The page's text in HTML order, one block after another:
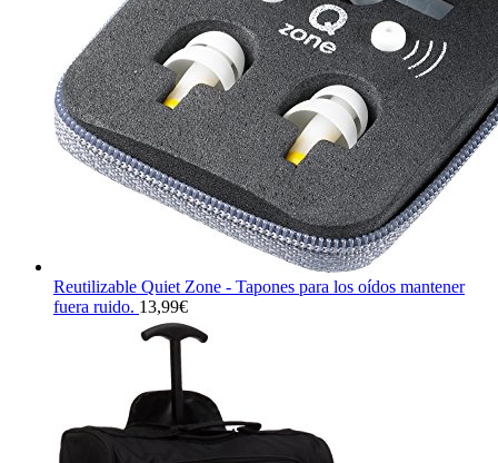
Reutilizable Quiet Zone - Tapones para los oídos mantener
fuera ruido. 13,99€